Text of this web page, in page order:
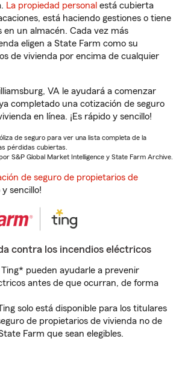
La propiedad personal está cubierta
está haciendo gestiones o tiene
en un almacén. Cada vez más
eligen a State Farm como su
de vivienda por encima de cualquier
VA le ayudará a comenzar
completado una cotización de seguro
en línea. ¡Es rápido y sencillo!
de seguro para ver una lista completa de la
pérdidas cubiertas.
S&P Global Market Intelligence y State Farm Archive.
de seguro de propietarios de
y sencillo!
contra los incendios eléctricos
pueden ayudarle a prevenir
antes de que ocurran, de forma
solo está disponible para los titulares
de propietarios de vivienda no de
Farm que sean elegibles.